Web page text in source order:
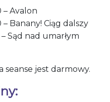
– Avalon
– Banany! Ciąg dalszy
– Sąd nad umarłym
seanse jest darmowy.